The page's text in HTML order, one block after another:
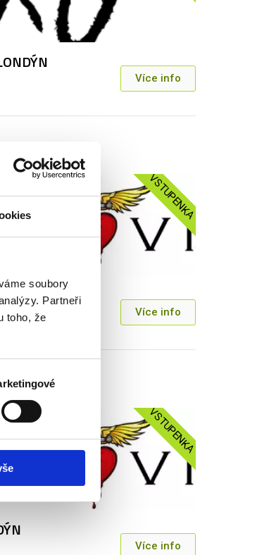
soubory
Partneři
toho, že
Více info
VSTUPENKA
Více info
VSTUPENKA
Více info